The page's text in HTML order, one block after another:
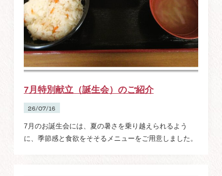
7月特別献立（誕生会）のご紹介
26/07/16
7月のお誕生会には、夏の暑さを乗り越えられるよう
に、季節感と食欲をそそるメニューをご用意しました。